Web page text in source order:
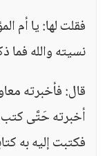
فقلت لها: يا أم
نسيته والله فما
قال: فأخبرته
أخبرته حَتَّى كتب
فكتبت إليه به